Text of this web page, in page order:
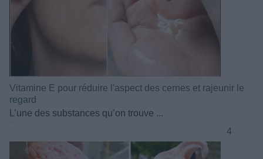
Vitamine E pour réduire l'aspect des cernes et rajeunir le
regard
L’une des substances qu’on trouve ...
4